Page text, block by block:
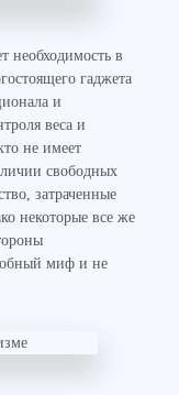
необходимость в
гаджета
и
веса и
не имеет
свободных
затраченные
некоторые все же
миф и не